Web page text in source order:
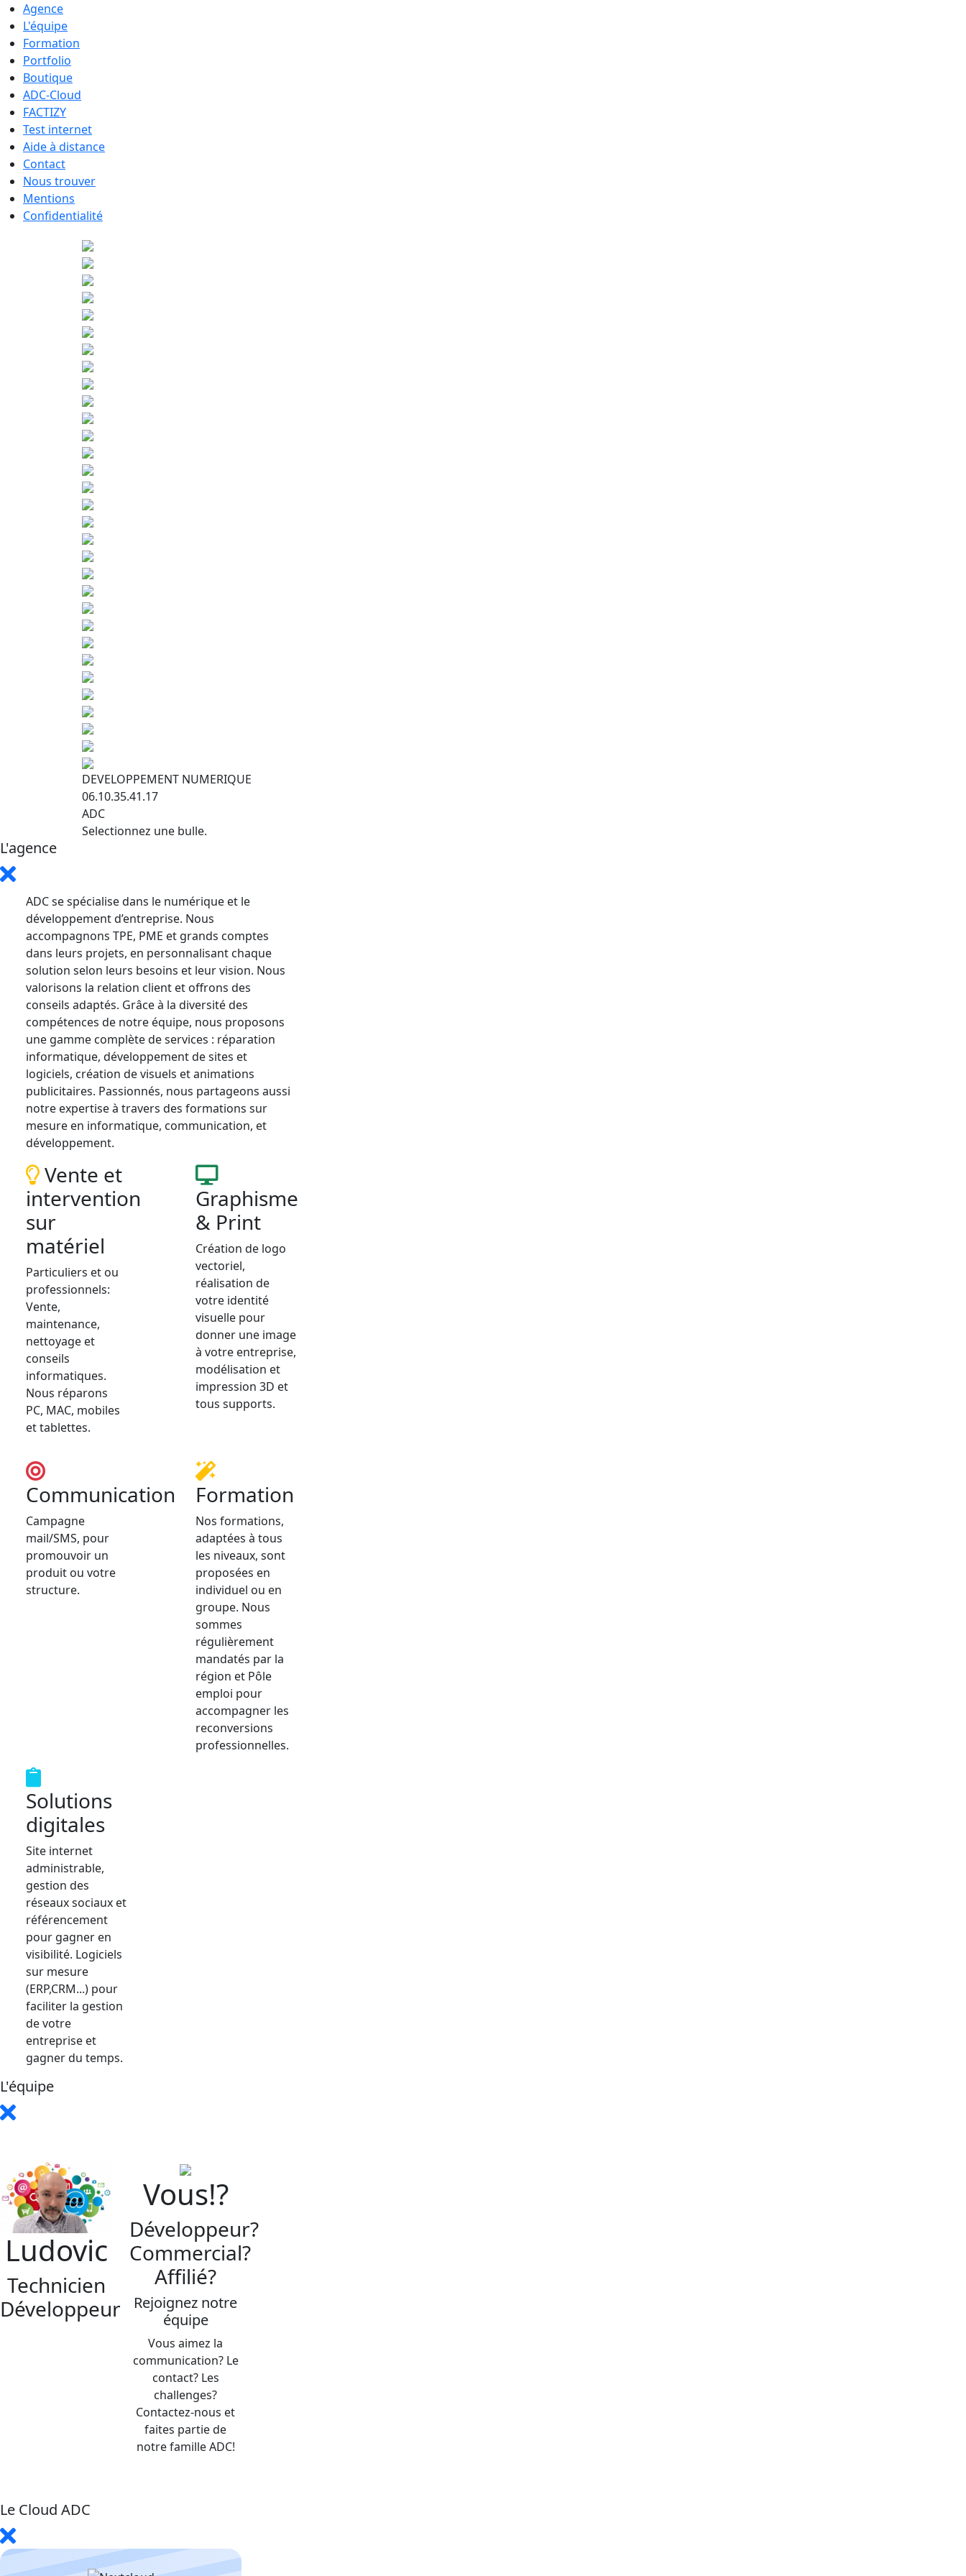
Agence
L'équipe
Formation
Portfolio
Boutique
ADC-Cloud
FACTIZY
Test internet
Aide à distance
Contact
Nous trouver
Mentions
Confidentialité
DEVELOPPEMENT NUMERIQUE
06.10.35.41.17
ADC
Selectionnez une bulle.
L'agence
ADC se spécialise dans le numérique et le
développement d’entreprise. Nous
accompagnons TPE, PME et grands comptes
dans leurs projets, en personnalisant chaque
solution selon leurs besoins et leur vision. Nous
valorisons la relation client et offrons des
conseils adaptés. Grâce à la diversité des
compétences de notre équipe, nous proposons
une gamme complète de services : réparation
informatique, développement de sites et
logiciels, création de visuels et animations
publicitaires. Passionnés, nous partageons aussi
notre expertise à travers des formations sur
mesure en informatique, communication, et
développement.
Vente et
intervention
sur
matériel
Particuliers et ou
professionnels:
Vente,
maintenance,
nettoyage et
conseils
informatiques.
Nous réparons
PC, MAC, mobiles
et tablettes.
Graphisme
& Print
Création de logo
vectoriel,
réalisation de
votre identité
visuelle pour
donner une image
à votre entreprise,
modélisation et
impression 3D et
tous supports.
Communication
Campagne
mail/SMS, pour
promouvoir un
produit ou votre
structure.
Formation
Nos formations,
adaptées à tous
les niveaux, sont
proposées en
individuel ou en
groupe. Nous
sommes
régulièrement
mandatés par la
région et Pôle
emploi pour
accompagner les
reconversions
professionnelles.
Solutions
digitales
Site internet
administrable,
gestion des
réseaux sociaux et
référencement
pour gagner en
visibilité. Logiciels
sur mesure
(ERP,CRM...) pour
faciliter la gestion
de votre
entreprise et
gagner du temps.
L'équipe
Ludovic
Technicien
Développeur
Vous!?
Développeur?
Commercial?
Affilié?
Rejoignez notre
équipe
Vous aimez la
communication? Le
contact? Les
challenges?
Contactez-nous et
faites partie de
notre famille ADC!
Le Cloud ADC